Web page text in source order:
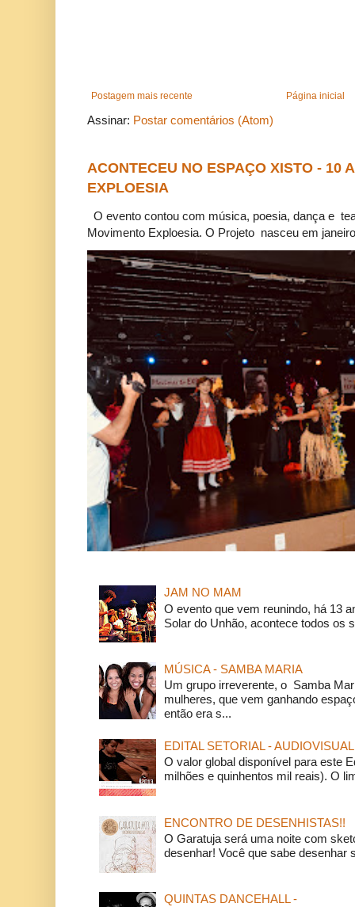
Postagem mais recente Página inicial
Assinar: Postar comentários (Atom)
ACONTECEU NO ESPAÇO XISTO - 10
EXPLOESIA
O evento contou com música, poesia, dança e
Movimento Exploesia. O Projeto nasceu em
JAM NO MAM
O evento que vem reunindo, há 13
Solar do Unhão, acontece todos os
MÚSICA - SAMBA MARIA
Um grupo irreverente, o Samba
mulheres, que vem ganhando
então era s...
EDITAL SETORIAL - AUDIOVISUAL
O valor global disponível para este
milhões e quinhentos mil reais). O
ENCONTRO DE DESENHISTAS!!
O Garatuja será uma noite com
desenhar! Você que sabe desenhar
QUINTAS DANCEHALL -